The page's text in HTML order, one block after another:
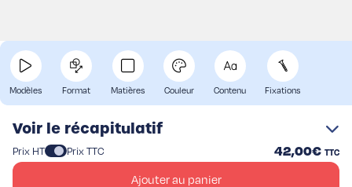
Créez en ligne une plaque professionnelle 30 x 20 cm en
plastique bicouche. Les textes et symboles sont gravés en
creux directement dans la matière sur l'avant de la plaque.
Choix parmi plus de 20 coloris et finitions, fixations en option
(vis & cache-vis, autoforeuse, etc).
Voir le récapitulatif
42,00€ TTC
Prix HT Prix TTC
Ajouter au panier
Modèles Format Matières Couleur Contenu Fixations